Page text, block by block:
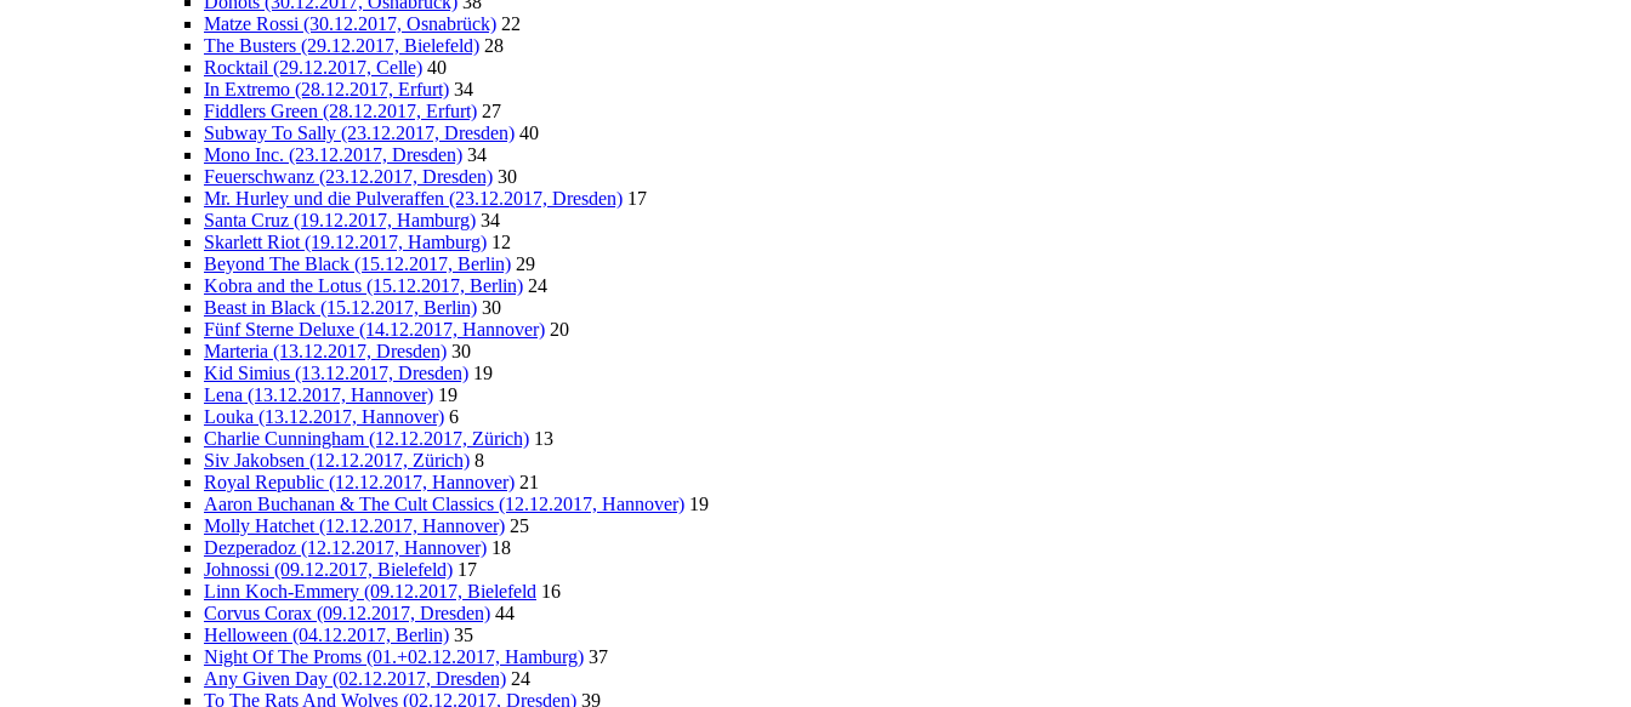
Matze Rossi (30.12.2017, Osnabrück) 22
The Busters (29.12.2017, Bielefeld) 28
Rocktail (29.12.2017, Celle) 40
In Extremo (28.12.2017, Erfurt) 34
Fiddlers Green (28.12.2017, Erfurt) 27
Subway To Sally (23.12.2017, Dresden) 40
Mono Inc. (23.12.2017, Dresden) 34
Feuerschwanz (23.12.2017, Dresden) 30
Mr. Hurley und die Pulveraffen (23.12.2017, Dresden) 17
Santa Cruz (19.12.2017, Hamburg) 34
Skarlett Riot (19.12.2017, Hamburg) 12
Beyond The Black (15.12.2017, Berlin) 29
Kobra and the Lotus (15.12.2017, Berlin) 24
Beast in Black (15.12.2017, Berlin) 30
Fünf Sterne Deluxe (14.12.2017, Hannover) 20
Marteria (13.12.2017, Dresden) 30
Kid Simius (13.12.2017, Dresden) 19
Lena (13.12.2017, Hannover) 19
Louka (13.12.2017, Hannover) 6
Charlie Cunningham (12.12.2017, Zürich) 13
Siv Jakobsen (12.12.2017, Zürich) 8
Royal Republic (12.12.2017, Hannover) 21
Aaron Buchanan & The Cult Classics (12.12.2017, Hannover) 19
Molly Hatchet (12.12.2017, Hannover) 25
Dezperadoz (12.12.2017, Hannover) 18
Johnossi (09.12.2017, Bielefeld) 17
Linn Koch-Emmery (09.12.2017, Bielefeld 16
Corvus Corax (09.12.2017, Dresden) 44
Helloween (04.12.2017, Berlin) 35
Night Of The Proms (01.+02.12.2017, Hamburg) 37
Any Given Day (02.12.2017, Dresden) 24
To The Rats And Wolves (02.12.2017, Dresden) 39